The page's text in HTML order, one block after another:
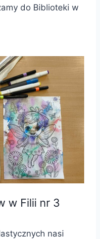
do Biblioteki w
w Filii nr 3
nasi